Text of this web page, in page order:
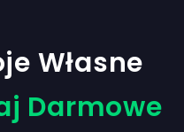
Własne
Darmowe